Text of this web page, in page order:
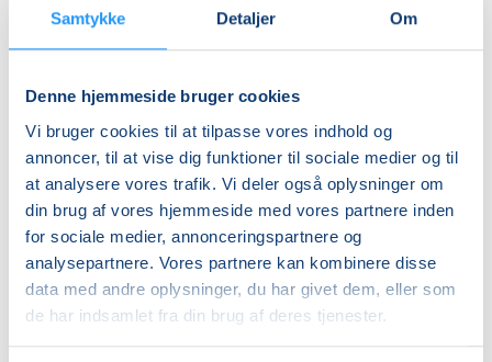
Samtykke Detaljer Om
Denne hjemmeside bruger cookies
Vi bruger cookies til at tilpasse vores indhold og
annoncer, til at vise dig funktioner til sociale medier og til
at analysere vores trafik. Vi deler også oplysninger om
din brug af vores hjemmeside med vores partnere inden
for sociale medier, annonceringspartnere og
analysepartnere. Vores partnere kan kombinere disse
data med andre oplysninger, du har givet dem, eller som
de har indsamlet fra din brug af deres tjenester.
Hensyntagende
undervisning
DKK 1.250,00
Info
Nummer
462155
Første mødegang
mandag 24.08.2026, kl. 15.30 - 17.00